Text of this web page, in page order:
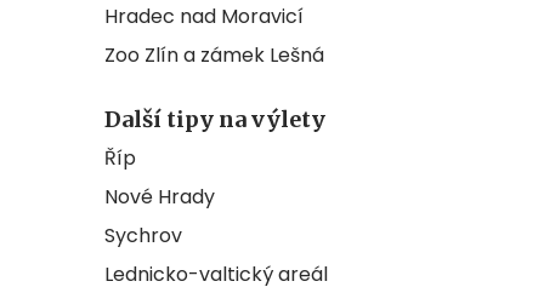
Hradec nad Moravicí
Zoo Zlín a zámek Lešná
Další tipy na výlety
Říp
Nové Hrady
Sychrov
Lednicko-valtický areál